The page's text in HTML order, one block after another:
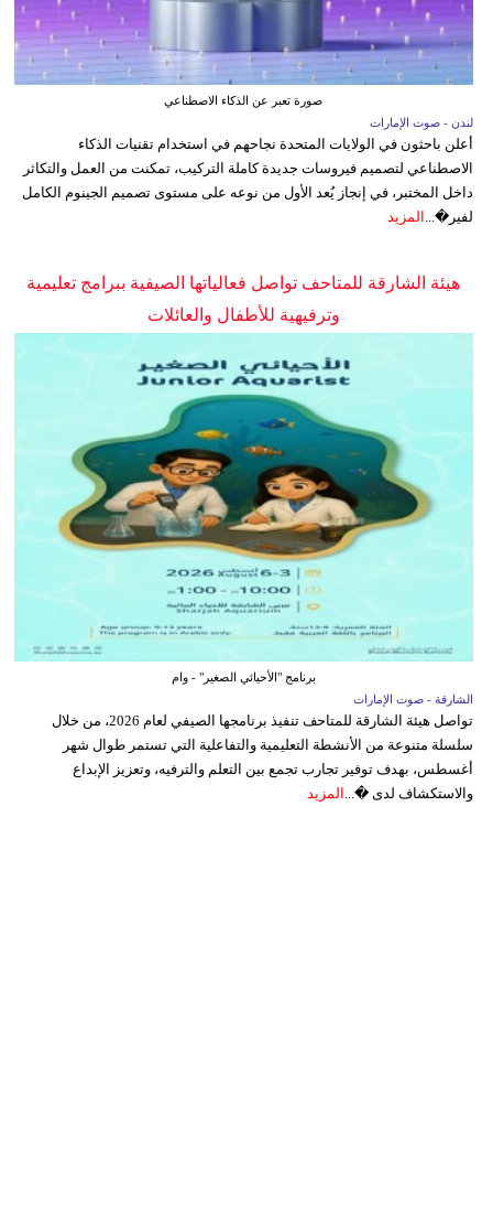
صورة تعبر عن الذكاء الاصطناعي
لندن - صوت الإمارات
أعلن باحثون في الولايات المتحدة نجاحهم في استخدام تقنيات الذكاء
الاصطناعي لتصميم فيروسات جديدة كاملة التركيب، تمكنت من العمل والتكاثر
داخل المختبر، في إنجاز يُعد الأول من نوعه على مستوى تصميم الجينوم الكامل
لفير�...
المزيد
هيئة الشارقة للمتاحف تواصل فعالياتها الصيفية ببرامج تعليمية
وترفيهية للأطفال والعائلات
برنامج "الأحيائي الصغير" - وام
الشارقة - صوت الإمارات
تواصل هيئة الشارقة للمتاحف تنفيذ برنامجها الصيفي لعام 2026، من خلال
سلسلة متنوعة من الأنشطة التعليمية والتفاعلية التي تستمر طوال شهر
أغسطس، بهدف توفير تجارب تجمع بين التعلم والترفيه، وتعزيز الإبداع
والاستكشاف لدى �... المزيد